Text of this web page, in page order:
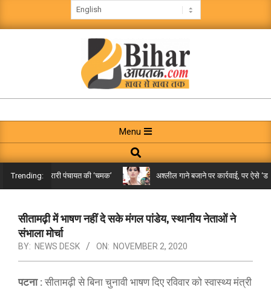
to
BIHAR
AAPTAK
Navigation
Menu
Menu
Search
Trending:
तक पहुंची गरारी पंचायत की ‘चमक’ अश्लील गाने बजाने पर कार्रवाई, पर ऐसे ‘डबल
सीतामढ़ी में भाषण नहीं दे सके मंगल पांडेय, स्थानीय नेताओं ने
संभाला मोर्चा
BY: NEWS DESK ON: NOVEMBER 2, 2020
पटना : सीतामढ़ी से बिना चुनावी भाषण दिए रविवार को स्वास्थ्य मंत्री